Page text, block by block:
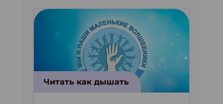
Читать как дышать